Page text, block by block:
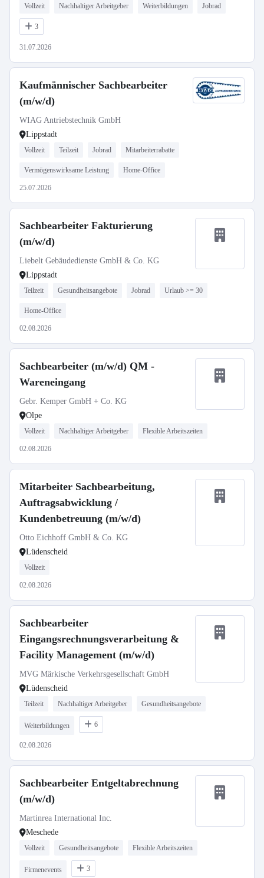
Vollzeit Nachhaltiger Arbeitgeber Weiterbildungen Jobrad
3
31.07.2026
Kaufmännischer Sachbearbeiter
(m/w/d)
WIAG Antriebstechnik GmbH
Lippstadt
Vollzeit Teilzeit Jobrad Mitarbeiterrabatte
Vermögenswirksame Leistung Home-Office
25.07.2026
Sachbearbeiter Fakturierung
(m/w/d)
Liebelt Gebäudedienste GmbH & Co. KG
Lippstadt
Teilzeit Gesundheitsangebote Jobrad Urlaub >= 30
Home-Office
02.08.2026
Sachbearbeiter (m/w/d) QM -
Wareneingang
Gebr. Kemper GmbH + Co. KG
Olpe
Vollzeit Nachhaltiger Arbeitgeber Flexible Arbeitszeiten
02.08.2026
Mitarbeiter Sachbearbeitung,
Auftragsabwicklung /
Kundenbetreuung (m/w/d)
Otto Eichhoff GmbH & Co. KG
Lüdenscheid
Vollzeit
02.08.2026
Sachbearbeiter
Eingangsrechnungsverarbeitung &
Facility Management (m/w/d)
MVG Märkische Verkehrsgesellschaft GmbH
Lüdenscheid
Teilzeit Nachhaltiger Arbeitgeber Gesundheitsangebote
Weiterbildungen 6
02.08.2026
Sachbearbeiter Entgeltabrechnung
(m/w/d)
Martinrea International Inc.
Meschede
Vollzeit Gesundheitsangebote Flexible Arbeitszeiten
Firmenevents 3